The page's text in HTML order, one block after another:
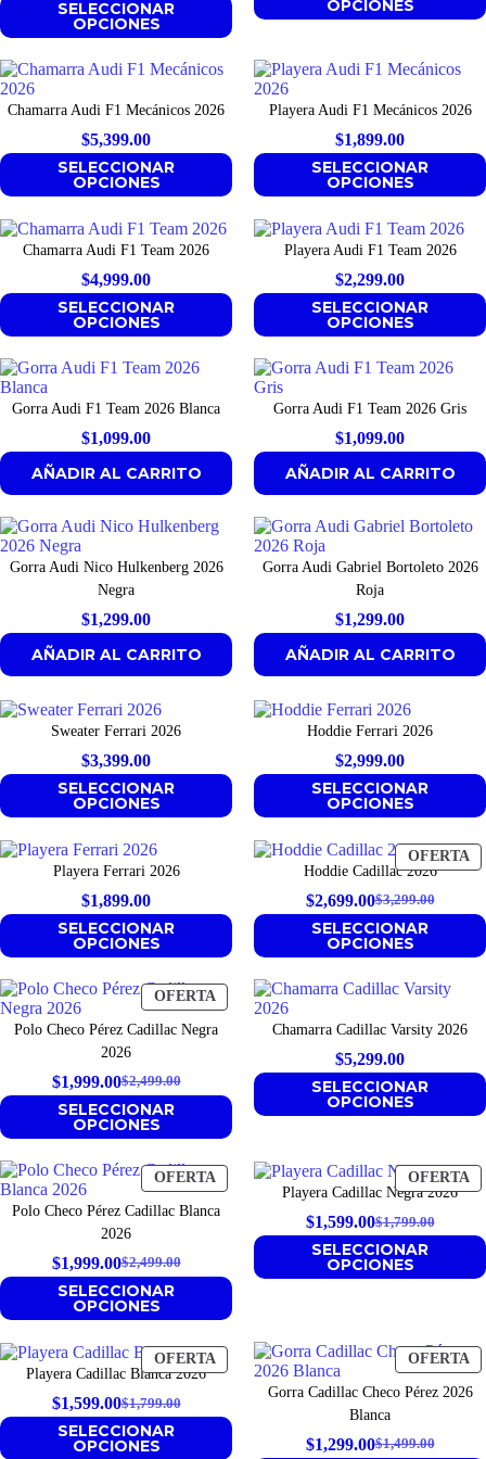
SELECCIONAR
OPCIONES
OPCIONES
Chamarra Audi F1 Mecánicos 2026
$5,399.00
SELECCIONAR
OPCIONES
Playera Audi F1 Mecánicos 2026
$1,899.00
SELECCIONAR
OPCIONES
Chamarra Audi F1 Team 2026
$4,999.00
SELECCIONAR
OPCIONES
Playera Audi F1 Team 2026
$2,299.00
SELECCIONAR
OPCIONES
Gorra Audi F1 Team 2026 Blanca
$1,099.00
AÑADIR AL CARRITO
Gorra Audi F1 Team 2026 Gris
$1,099.00
AÑADIR AL CARRITO
Gorra Audi Nico Hulkenberg 2026
Negra
$1,299.00
AÑADIR AL CARRITO
Gorra Audi Gabriel Bortoleto 2026
Roja
$1,299.00
AÑADIR AL CARRITO
Sweater Ferrari 2026
$3,399.00
SELECCIONAR
OPCIONES
Hoddie Ferrari 2026
$2,999.00
SELECCIONAR
OPCIONES
Playera Ferrari 2026
$1,899.00
SELECCIONAR
OPCIONES
OFERTA
Hoddie Cadillac 2026
$3,299.00
Original
price
$3,299.00.
$2,699.00
Current
price
$2,699.00.
SELECCIONAR
OPCIONES
OFERTAPRODUCTO
EN
OFERTA
Polo Checo Pérez Cadillac Negra
2026
$2,499.00
Original
price
$2,499.00.
$1,999.00
Current
price
$1,999.00.
SELECCIONAR
OPCIONES
Chamarra Cadillac Varsity 2026
$5,299.00
SELECCIONAR
OPCIONES
OFERTAPRODUCTO
EN
OFERTA
Polo Checo Pérez Cadillac Blanca
2026
$2,499.00
Original
price
$2,499.00.
$1,999.00
Current
price
$1,999.00.
SELECCIONAR
OPCIONES
OFERTA
Playera Cadillac Negra 2026
$1,799.00
Original
price
$1,599.00
Current
price
SELECCIONAR
OPCIONES
OFERTAPRODUCTO
EN
OFERTA
Playera Cadillac Blanca 2026
$1,799.00
Original
price
$1,599.00
Current
price
SELECCIONAR
OPCIONES
OFERTA
Gorra Cadillac Checo Pérez 2026
Blanca
$1,499.00
$1,299.00